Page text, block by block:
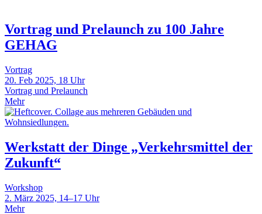
Vortrag und Prelaunch zu 100 Jahre
GEHAG
Vortrag
20. Feb 2025, 18 Uhr
Vortrag und Prelaunch
Mehr
Werkstatt der Dinge „Verkehrsmittel der
Zukunft“
Workshop
2. März 2025, 14–17 Uhr
Mehr